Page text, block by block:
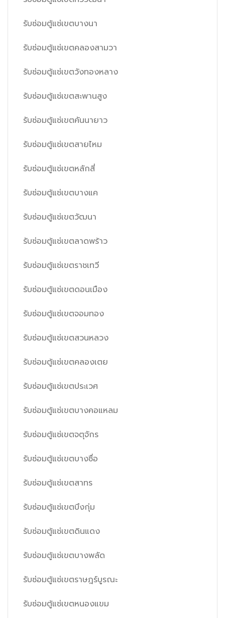
รับซ่อมตู้แช่เขตบางนา
รับซ่อมตู้แช่เขตคลองสามวา
รับซ่อมตู้แช่เขตวังทองหลาง
รับซ่อมตู้แช่เขตสะพานสูง
รับซ่อมตู้แช่เขตคันนายาว
รับซ่อมตู้แช่เขตสายไหม
รับซ่อมตู้แช่เขตหลักสี่
รับซ่อมตู้แช่เขตบางแค
รับซ่อมตู้แช่เขตวัฒนา
รับซ่อมตู้แช่เขตลาดพร้าว
รับซ่อมตู้แช่เขตราชเทวี
รับซ่อมตู้แช่เขตดอนเมือง
รับซ่อมตู้แช่เขตจอมทอง
รับซ่อมตู้แช่เขตสวนหลวง
รับซ่อมตู้แช่เขตคลองเตย
รับซ่อมตู้แช่เขตประเวศ
รับซ่อมตู้แช่เขตบางคอแหลม
รับซ่อมตู้แช่เขตจตุจักร
รับซ่อมตู้แช่เขตบางซื่อ
รับซ่อมตู้แช่เขตสาทร
รับซ่อมตู้แช่เขตบึงกุ่ม
รับซ่อมตู้แช่เขตดินแดง
รับซ่อมตู้แช่เขตบางพลัด
รับซ่อมตู้แช่เขตราษฎร์บูรณะ
รับซ่อมตู้แช่เขตหนองแขม